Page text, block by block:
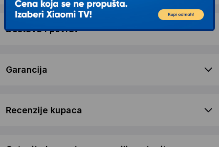
Dostava i povrat
Garancija
Recenzije kupaca